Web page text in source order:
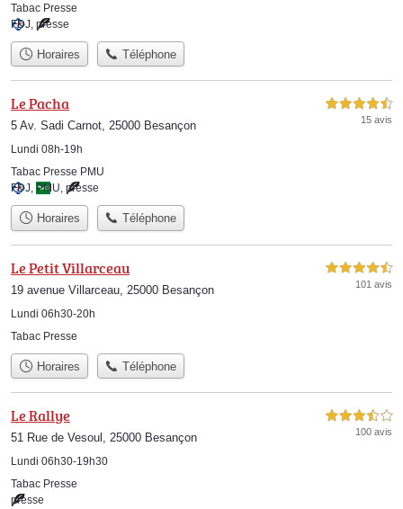
Tabac Presse
FDJ presse
Horaires Téléphone
Le Pacha
5 Av. Sadi Carnot, 25000 Besançon
Lundi 08h-19h
4,5 étoiles sur 5
15 avis
Tabac Presse PMU
FDJ, PMU, presse
Horaires Téléphone
Le Petit Villarceau
19 avenue Villarceau, 25000 Besançon
Lundi 06h30-20h
4,5 étoiles sur 5
101 avis
Tabac Presse
Horaires Téléphone
Le Rallye
51 Rue de Vesoul, 25000 Besançon
Lundi 06h30-19h30
3,5 étoiles sur 5
100 avis
Tabac Presse
presse